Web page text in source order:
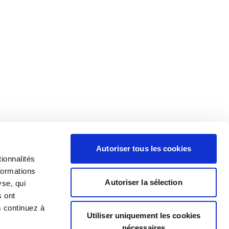
qui
ont
continuez à
Autoriser tous les cookies
Autoriser la sélection
Utiliser uniquement les cookies